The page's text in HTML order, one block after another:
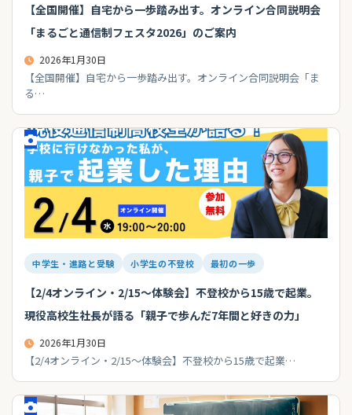
【全国開催】自宅から一歩踏み出す。オンライン合同説明会
「まるごと通信制フェスタ2026」のご案内
2026年1月30日
【全国開催】自宅から一歩踏み出す。オンライン合同説明会「ま
る…
中学生・進路と受験 小学生の不登校 最初の一歩
【2/4オンライン・2/15〜体験会】不登校から15歳で起業。
現役高校生社長が語る「親子で歩んだ7年間と好きの力」
2026年1月30日
【2/4オンライン・2/15〜体験会】不登校から15歳で起業…